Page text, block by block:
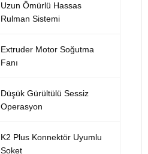
Uzun Ömürlü Hassas
Rulman Sistemi
Extruder Motor Soğutma
Fanı
Düşük Gürültülü Sessiz
Operasyon
K2 Plus Konnektör Uyumlu
Soket